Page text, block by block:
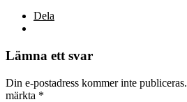
Dela
Lämna ett svar
Din e-postadress kommer inte publiceras.
märkta *